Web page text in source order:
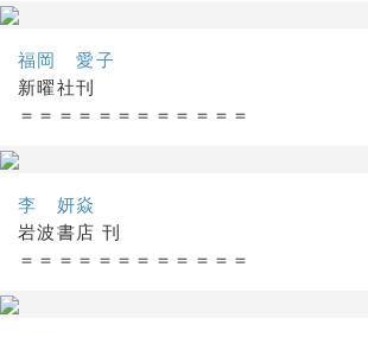
福岡 愛子
新曜社刊
＝＝＝＝＝＝＝＝＝＝＝＝
李 妍焱
岩波書店 刊
＝＝＝＝＝＝＝＝＝＝＝＝